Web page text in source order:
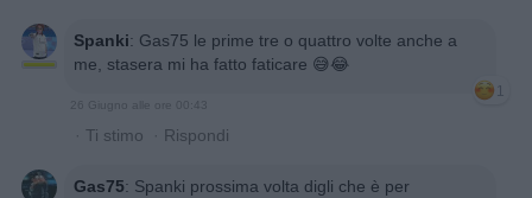
Spanki: Gas75 le prime tre o quattro volte anche a
me, stasera mi ha fatto faticare 😅😂
1
26 Giugno alle ore 00:43
· Ti stimo · Rispondi
Gas75: Spanki prossima volta digli che è per